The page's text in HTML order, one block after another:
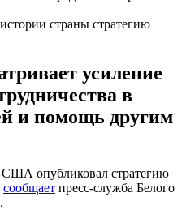
страны стратегию
усиление
в
и помощь другим
опубликовал стратегию
сообщает пресс-служба Белого